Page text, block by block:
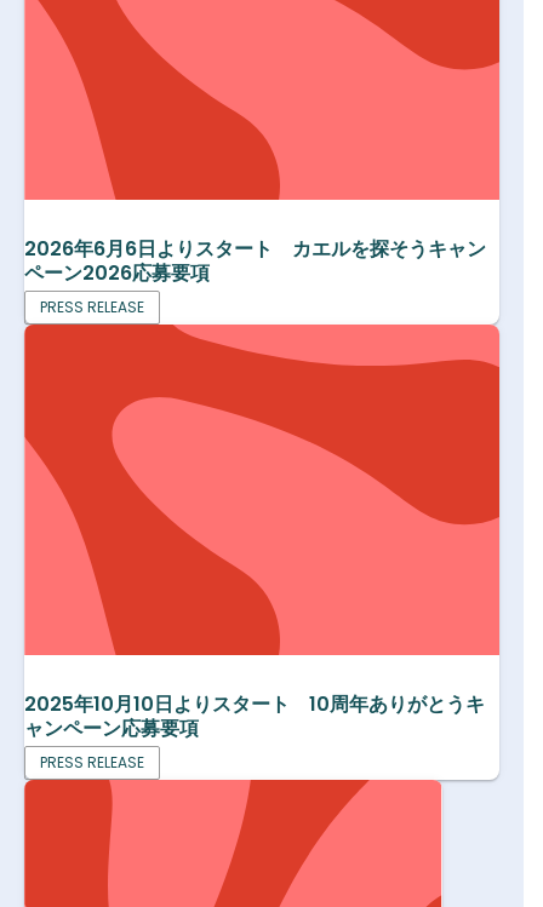
2026年6月6日よりスタート カエルを探そうキャン
ペーン2026応募要項
PRESS RELEASE
2025年10月10日よりスタート 10周年ありがとうキ
ャンペーン応募要項
PRESS RELEASE